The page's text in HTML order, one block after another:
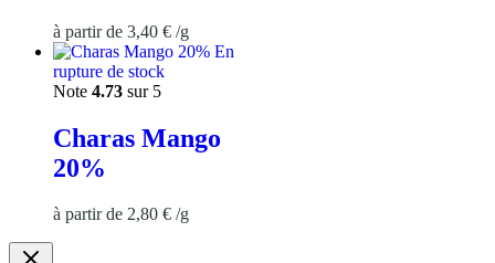
à partir de 3,40 € /g
En
rupture de stock
Note 4.73 sur 5
Charas Mango
20%
à partir de 2,80 € /g